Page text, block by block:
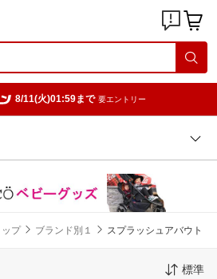
8/11(火)01:59まで 要エントリー
ップ ブランド別１ スプラッシュアバウト
標準